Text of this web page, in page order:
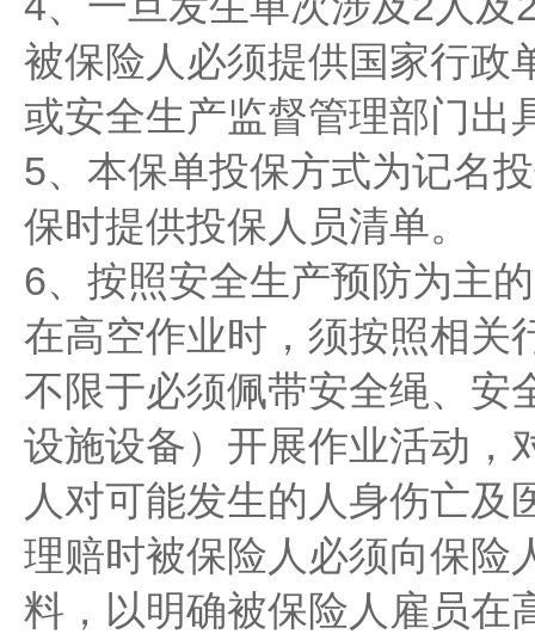
被保险人必须提供国家行政
或安全生产监督管理部门出
5、本保单投保方式为记名
保时提供投保人员清单。
6、按照安全生产预防为主
在高空作业时，须按照相关
不限于必须佩带安全绳、安
设施设备）开展作业活动，
人对可能发生的人身伤亡及
理赔时被保险人必须向保险
料，以明确被保险人雇员在